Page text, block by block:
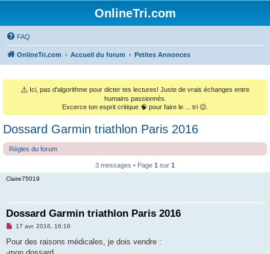
OnlineTri.com
FAQ
OnlineTri.com Accueil du forum Petites Annonces
⚠️ Ici, pas d'algorithme pour dicter tes lectures! Juste de vrais échanges entre
humains passionnés.
Excerce ton esprit critique 🧠 pour faire le ... tri 😉.
Dossard Garmin triathlon Paris 2016
Règles du forum
3 messages • Page 1 sur 1
Claire75019
Dossard Garmin triathlon Paris 2016
M
s
17 avr. 2016, 16:16
Pour des raisons médicales, je dois vendre :